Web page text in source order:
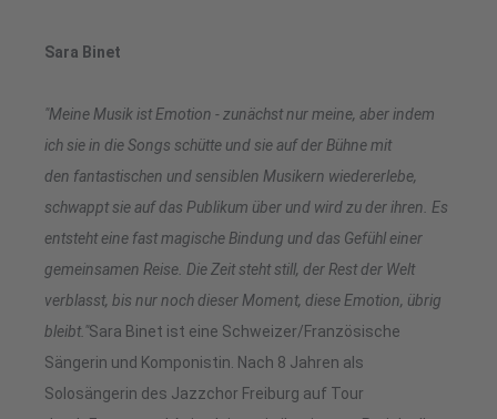
Sara Binet
"Meine Musik ist Emotion - zunächst nur meine, aber indem
ich sie in die Songs schütte und sie auf der Bühne mit
den fantastischen und sensiblen Musikern wiedererlebe,
schwappt sie auf das Publikum über und wird zu der ihren. Es
entsteht eine fast magische Bindung und das Gefühl einer
gemeinsamen Reise. Die Zeit steht still, der Rest der Welt
verblasst, bis nur noch dieser Moment, diese Emotion, übrig
bleibt."Sara Binet ist eine Schweizer/Französische
Sängerin und Komponistin. Nach 8 Jahren als
Solosängerin des Jazzchor Freiburg auf Tour